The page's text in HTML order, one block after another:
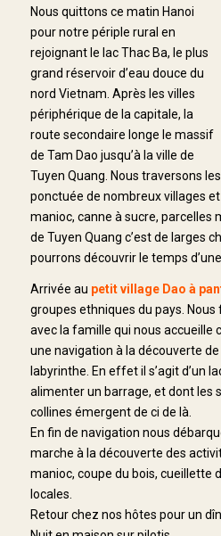
Nous quittons ce matin Hanoi
pour notre périple rural en
rejoignant le lac Thac Ba, le plus
grand réservoir d’eau douce du
nord Vietnam. Après les villes
périphérique de la capitale, la
route secondaire longe le massif
de Tam Dao jusqu’à la ville de
Tuyen Quang. Nous traversons
ponctuée de nombreux villages
manioc, canne à sucre, parcelles
de Tuyen Quang c’est de larges
pourrons découvrir le temps
Arrivée au petit village Dao à
groupes ethniques du pays.
avec la famille qui nous accueille
une navigation à la découverte
labyrinthe. En effet il s’agit d’un
alimenter un barrage, et dont les
collines émergent de ci de là.
En fin de navigation nous
marche à la découverte des
manioc, coupe du bois, cueillette
locales.
Retour chez nos hôtes pour un